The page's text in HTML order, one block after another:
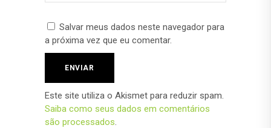
Salvar meus dados neste navegador para
a próxima vez que eu comentar.
Este site utiliza o Akismet para reduzir spam.
Saiba como seus dados em comentários
são processados.